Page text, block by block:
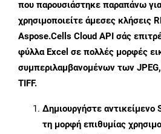
που παρουσιάστηκε παραπάνω
χρησιμοποιείτε άμεσες κλήσεις
Aspose.Cells Cloud API σάς
φύλλα Excel σε πολλές μορφές
συμπεριλαμβανομένων των JPEG,
TIFF.
Δημιουργήστε αντικείμενο
τη μορφή επιθυμίας